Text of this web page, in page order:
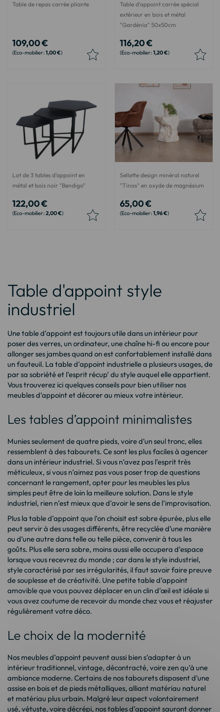
Table de repas carrée pliante
109,00 €
1,00 €
Table d'appoint carrée spécial
extérieur en bois et métal
"Gardénia" 50x50cm
116,20 €
1,20 €
Lot de 3 tables d'appoint en
métal et bois noir "Bendigo"
122,00 €
2,00 €
Sellette design minéral naturel
"Tinos" en oxyde de magnésium
65,00 €
1,96 €
Table d'appoint style
industriel
Une table d’appoint est toujours utile dans un intérieur pour
poser des verres, un ordinateur, une chaîne hi-fi ou encore pour
allonger ses jambes quand on est confortablement installé dans
un fauteuil. La table d'appoint industrielle a plusieurs usages, de
par sa sobriété et l’esprit récup’ du style auquel elle appartient.
Vous trouverez ici quelques conseils pour bien utiliser nos
meubles d’appoint et décorer au mieux votre intérieur.
Les tables d’appoint minimalistes
Munies seulement de quatre pieds, voire d’un seul tronc, elles
ressemblent à des tabourets. Ce sont les plus faciles à agencer
dans un intérieur industriel. Si vous n’avez pas l’esprit très
méticuleux, si vous n’aimez pas vous poser trop de questions
concernant le rangement, opter pour les meubles les plus
simples peut être de loin la meilleure solution. Dans le style
industriel, rien n’est mieux que d’avoir le sens de l’improvisation.
Plus la table d’appoint que l’on choisit est sobre épurée, plus elle
peut servir à des usages différents, être recyclée d’une manière
ou d’une autre dans telle ou telle pièce, convenir à tous les
goûts. Plus elle sera sobre, moins aussi elle occupera d’espace
lorsque vous recevrez du monde ; car dans le style industriel,
style caractérisé par ses irrégularités, il faut savoir faire preuve
de souplesse et de créativité. Une petite table d’appoint
amovible que vous pouvez déplacer en un clin d’œil est idéale si
vous avez coutume de recevoir du monde chez vous et réajuster
régulièrement votre déco.
Le choix de la modernité
Nos meubles d’appoint peuvent aussi bien s’adapter à un
intérieur traditionnel, vintage, décontracté, voire zen qu’à une
ambiance moderne. Certains de nos tabourets disposent d’une
assise en bois et de pieds métalliques, alliant matériau naturel
et matériau plus urbain. Malgré leur aspect volontairement
usé, vétuste, voire décrépi, nos tables d’appoint sauront donner